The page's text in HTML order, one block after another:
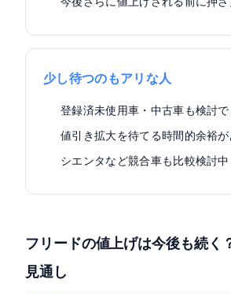
少し待つのもアリな人
登録済未使用車・中古車も検討で
値引き拡大を待てる時間的余裕が
シエンタなど競合車も比較検討中
フリードの値上げは今後も続く
見通し